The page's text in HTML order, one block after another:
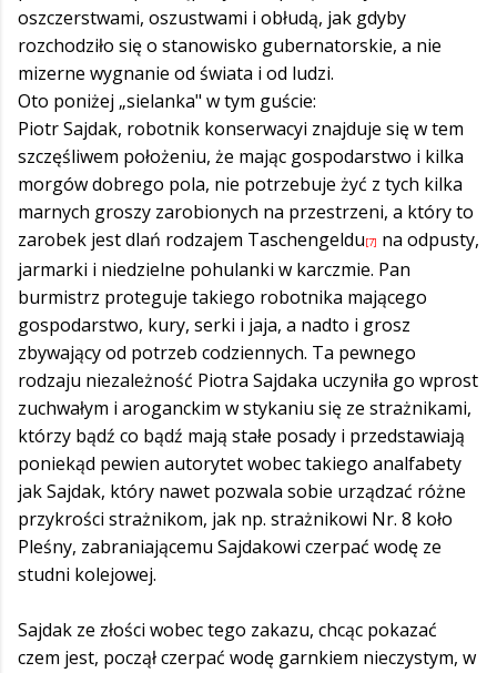
oszczerstwami, oszustwami i obłudą, jak gdyby
rozchodziło się o stanowisko gubernatorskie, a nie
mizerne wygnanie od świata i od ludzi.
Oto poniżej „sielanka" w tym guście:
Piotr Sajdak, robotnik konserwacyi znajduje się w tem
szczęśliwem położeniu, że mając gospodarstwo i kilka
morgów dobrego pola, nie potrzebuje żyć z tych kilka
marnych groszy zarobionych na przestrzeni, a który to
zarobek jest dlań rodzajem Taschengeldu[7] na odpusty,
jarmarki i niedzielne pohulanki w karczmie. Pan
burmistrz proteguje takiego robotnika mającego
gospodarstwo, kury, serki i jaja, a nadto i grosz
zbywający od potrzeb codziennych. Ta pewnego
rodzaju niezależność Piotra Sajdaka uczyniła go wprost
zuchwałym i aroganckim w stykaniu się ze strażnikami,
którzy bądź co bądź mają stałe posady i przedstawiają
poniekąd pewien autorytet wobec takiego analfabety
jak Sajdak, który nawet pozwala sobie urządzać różne
przykrości strażnikom, jak np. strażnikowi Nr. 8 koło
Pleśny, zabraniającemu Sajdakowi czerpać wodę ze
studni kolejowej.
Sajdak ze złości wobec tego zakazu, chcąc pokazać
czem jest, począł czerpać wodę garnkiem nieczystym, w